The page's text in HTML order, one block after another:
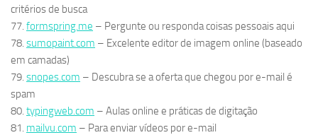
critérios de busca
77. formspring.me – Pergunte ou responda coisas pessoais aqui
78. sumopaint.com – Excelente editor de imagem online (baseado
em camadas)
79. snopes.com – Descubra se a oferta que chegou por e-mail é
spam
80. typingweb.com – Aulas online e práticas de digitação
81. mailvu.com – Para enviar vídeos por e-mail